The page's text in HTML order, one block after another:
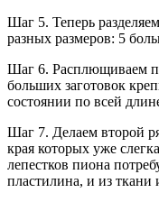
Шаг 5. Теперь
разных размеров: 5
Шаг 6. Расплющиваем
больших заготовок
состоянии по всей
Шаг 7. Делаем второй
края которых уже
лепестков пиона
пластилина, и из ткани